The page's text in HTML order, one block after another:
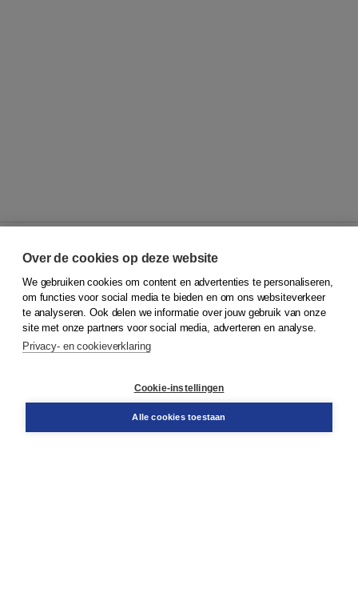
© 2026Koninklijke Boom uitgevers
Klantenservice
Service & informatie
Contact
Over de cookies op deze website
We gebruiken cookies om content en advertenties te personaliseren,
om functies voor social media te bieden en om ons websiteverkeer
te analyseren. Ook delen we informatie over jouw gebruik van onze
site met onze partners voor social media, adverteren en analyse.
Privacy- en cookieverklaring
Cookie-instellingen
Alle cookies toestaan